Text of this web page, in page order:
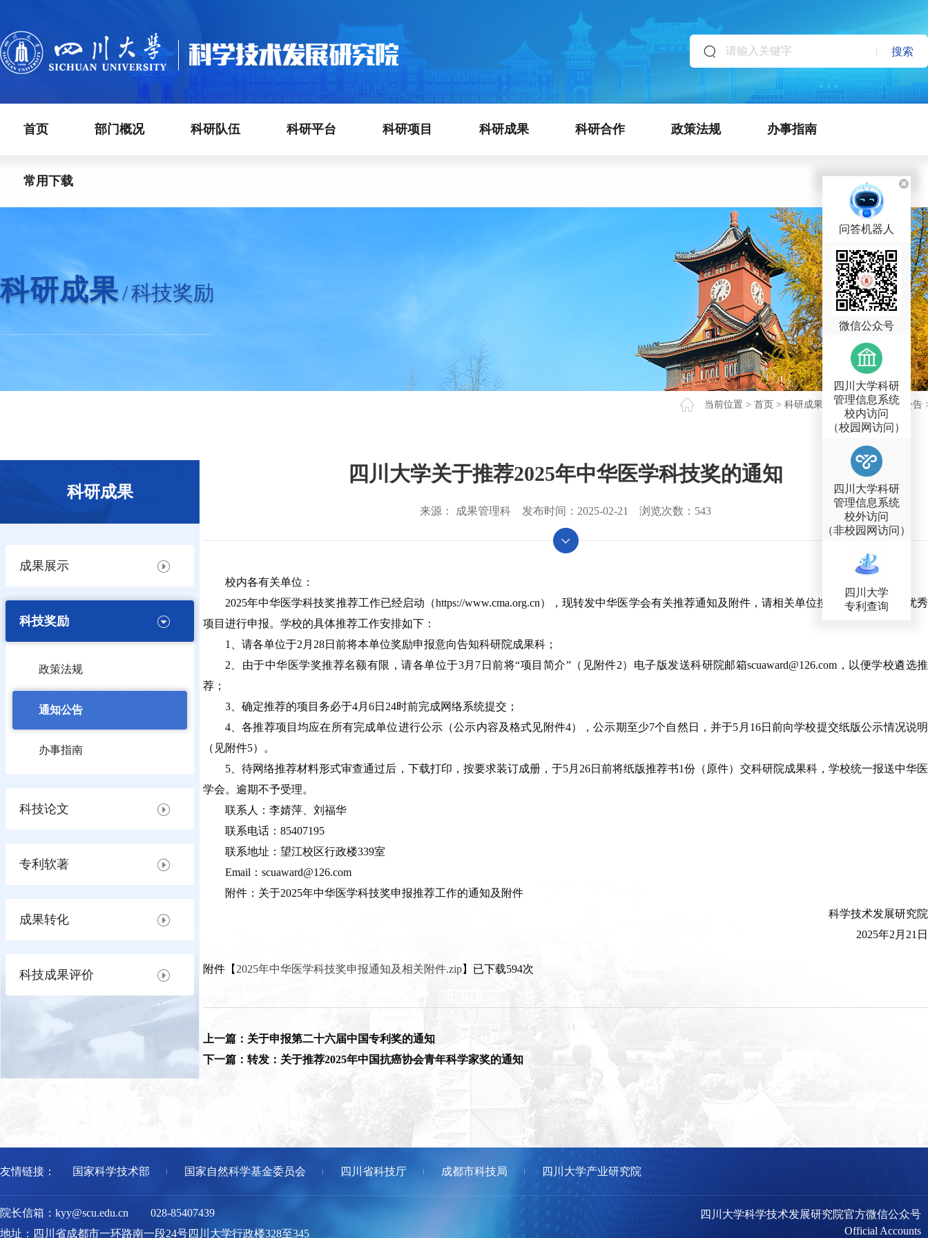
搜索
首页 部门概况 科研队伍 科研平台 科研项目 科研成果 科研合作 政策法规 办事指南
常用下载
科研成果/科技奖励
当前位置 > 首页 > 科研成果 科技奖励>通知公告
科研成果
成果展示
科技奖励
政策法规
通知公告
办事指南
科技论文
专利软著
成果转化
科技成果评价
四川大学关于推荐2025年中华医学科技奖的通知
来源： 成果管理科 发布时间： 2025-02-21 浏览次数： 543
校内各有关单位：
2025年中华医学科技奖推荐工作已经启动（https://www.cma.org.cn），现转发中华医学会有关推荐通知及附件，请相关单位按照通知要求遴选优秀
项目进行申报。学校的具体推荐工作安排如下：
1、请各单位于2月28日前将本单位奖励申报意向告知科研院成果科；
2、由于中华医学奖推荐名额有限，请各单位于3月7日前将“项目简介”（见附件2）电子版发送科研院邮箱scuaward@126.com，以便学校遴选推
荐；
3、确定推荐的项目务必于4月6日24时前完成网络系统提交；
4、各推荐项目均应在所有完成单位进行公示（公示内容及格式见附件4），公示期至少7个自然日，并于5月16日前向学校提交纸版公示情况说明
（见附件5）。
5、待网络推荐材料形式审查通过后，下载打印，按要求装订成册，于5月26日前将纸版推荐书1份（原件）交科研院成果科，学校统一报送中华医
学会。逾期不予受理。
联系人：李婧萍、刘福华
联系电话：85407195
联系地址：望江校区行政楼339室
Email：scuaward@126.com
附件：关于2025年中华医学科技奖申报推荐工作的通知及附件
科学技术发展研究院
2025年2月21日
附件【 2025年中华医学科技奖申报通知及相关附件.zip】已下载594次
上一篇：关于申报第二十六届中国专利奖的通知
下一篇：转发：关于推荐2025年中国抗癌协会青年科学家奖的通知
友情链接： 国家科学技术部 国家自然科学基金委员会 四川省科技厅 成都市科技局 四川大学产业研究院
院长信箱：kyy@scu.edu.cn 028-85407439
地址：四川省成都市一环路南一段24号四川大学行政楼328至345
四川大学科学技术发展研究院官方微信公众号
Official Accounts
问答机器人
微信公众号
四川大学科研
管理信息系统
校内访问
（校园网访问）
四川大学科研
管理信息系统
校外访问
（非校园网访问）
四川大学
专利查询